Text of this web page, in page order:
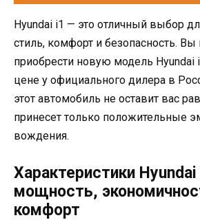
Hyundai i1 — это отличный выбор
стиль, комфорт и безопасность.
приобрести новую модель Hyundai
цене у официального дилера в
этот автомобиль не оставит вас
принесет только положительные
вождения.
Характеристики
мощность,
комфорт